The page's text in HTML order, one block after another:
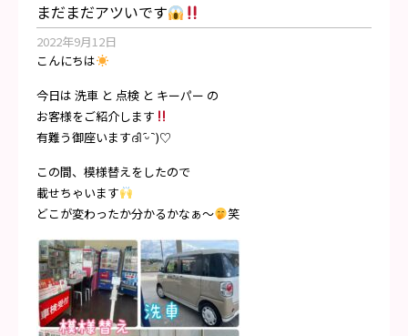
まだまだアツいです
2022年9月12日
こんにちは
今日は 洗車 と 点検 と キーパー の
お客様をご紹介します
有難う御座いますദി ᷇ᵕ ᷆ )♡
この間、模様替えをしたので
載せちゃいます
どこが変わったか分かるかなぁ～
笑